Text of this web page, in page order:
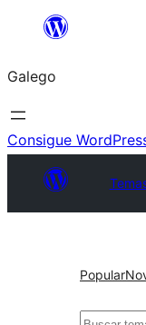
Saltar
contido
Galego
Consigue
Popular